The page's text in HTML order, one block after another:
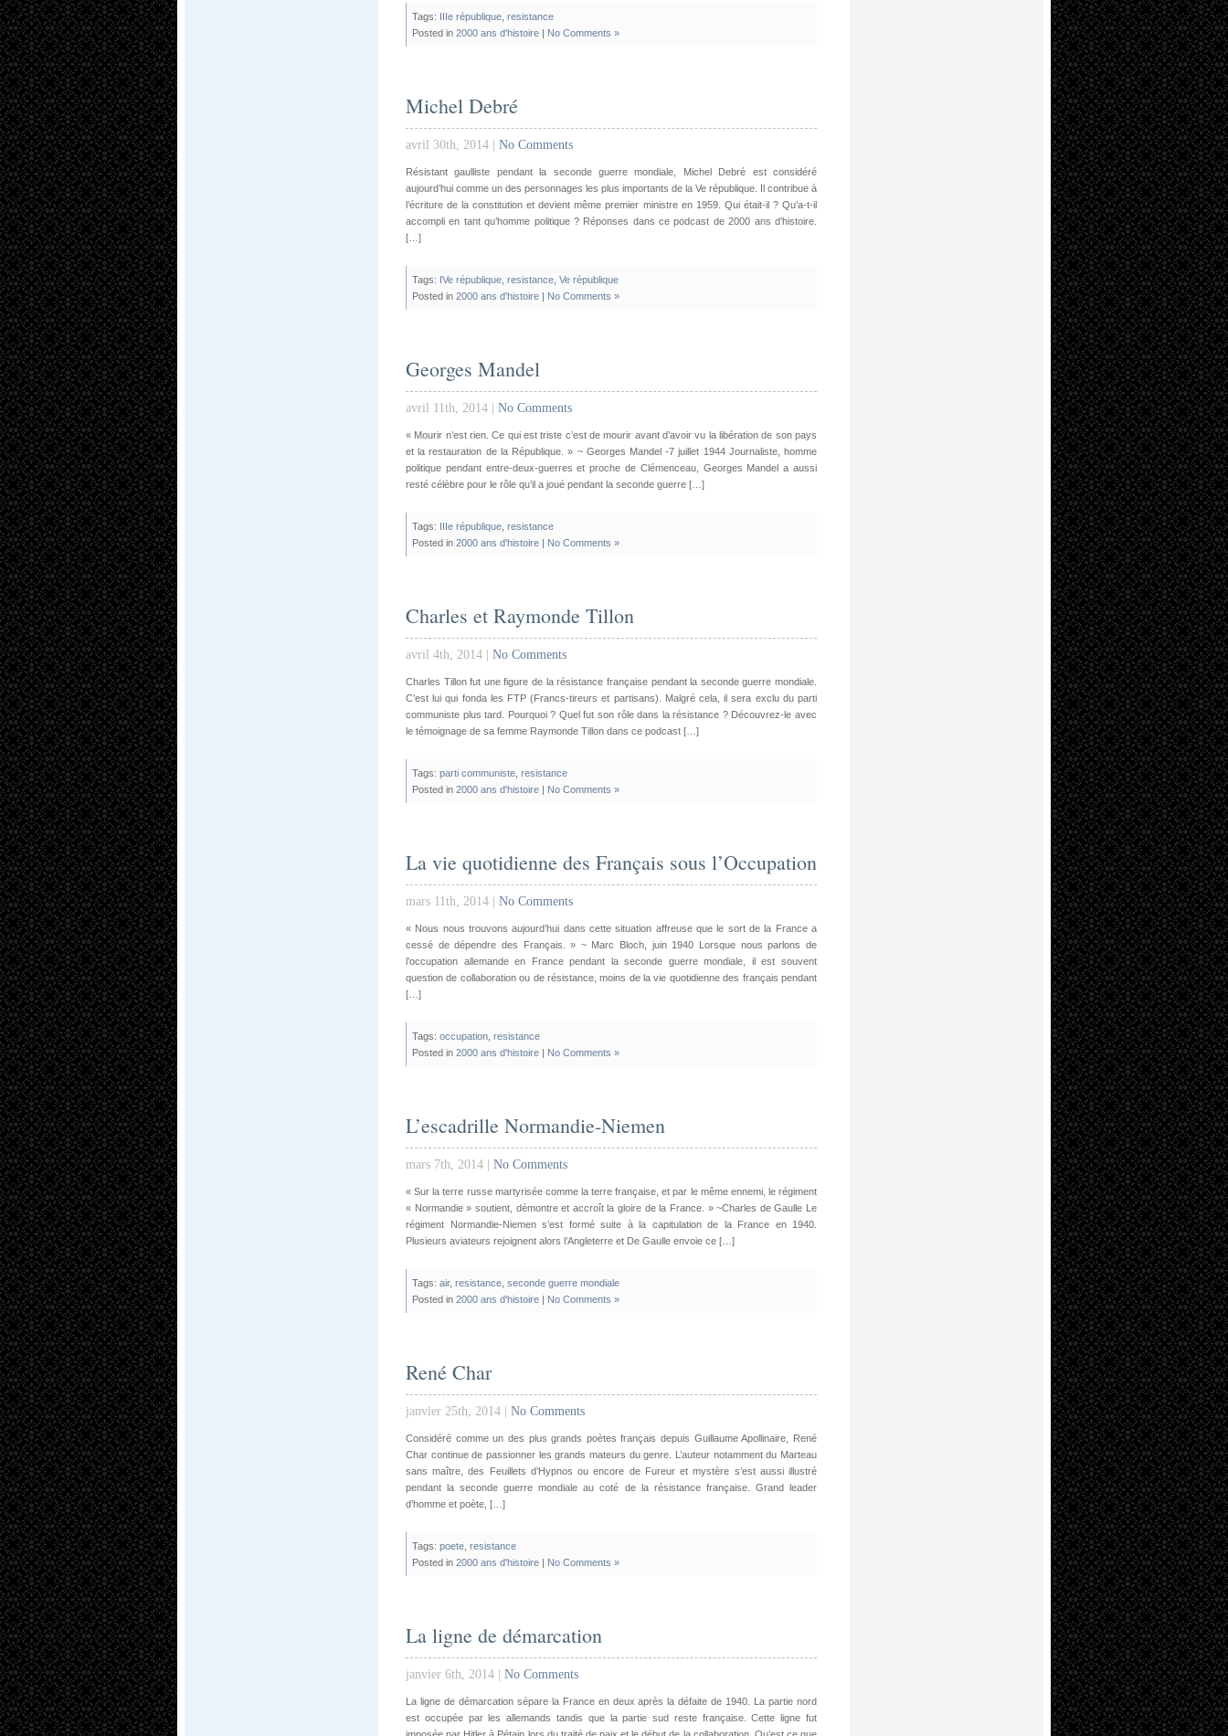
Tags: IIIe république resistance
Posted in 2000 ans d'histoire | No Comments »
Michel Debré
avril 30th, 2014 | No Comments
Résistant gaulliste pendant la seconde guerre mondiale, Michel Debré est considéré
aujourd’hui comme un des personnages les plus importants de la Ve république. Il contribue à
l’écriture de la constitution et devient même premier ministre en 1959. Qui était-il ? Qu’a-t-il
accompli en tant qu’homme politique ? Réponses dans ce podcast de 2000 ans d’histoire.
[…]
Tags: IVe république resistance Ve république
Posted in 2000 ans d'histoire | No Comments »
Georges Mandel
avril 11th, 2014 | No Comments
« Mourir n’est rien. Ce qui est triste c’est de mourir avant d’avoir vu la libération de son pays
et la restauration de la République. » ~ Georges Mandel -7 juillet 1944 Journaliste, homme
politique pendant entre-deux-guerres et proche de Clémenceau, Georges Mandel a aussi
resté célèbre pour le rôle qu’il a joué pendant la seconde guerre […]
Tags: IIIe république resistance
Posted in 2000 ans d'histoire | No Comments »
Charles et Raymonde Tillon
avril 4th, 2014 | No Comments
Charles Tillon fut une figure de la résistance française pendant la seconde guerre mondiale.
C’est lui qui fonda les FTP (Francs-tireurs et partisans). Malgré cela, il sera exclu du parti
communiste plus tard. Pourquoi ? Quel fut son rôle dans la résistance ? Découvrez-le avec
le témoignage de sa femme Raymonde Tillon dans ce podcast […]
Tags: parti communiste resistance
Posted in 2000 ans d'histoire | No Comments »
La vie quotidienne des Français sous l’Occupation
mars 11th, 2014 | No Comments
« Nous nous trouvons aujourd’hui dans cette situation affreuse que le sort de la France a
cessé de dépendre des Français. » ~ Marc Bloch, juin 1940 Lorsque nous parlons de
l’occupation allemande en France pendant la seconde guerre mondiale, il est souvent
question de collaboration ou de résistance, moins de la vie quotidienne des français pendant
[…]
Tags: occupation resistance
Posted in 2000 ans d'histoire | No Comments »
L’escadrille Normandie-Niemen
mars 7th, 2014 | No Comments
« Sur la terre russe martyrisée comme la terre française, et par le même ennemi, le régiment
« Normandie » soutient, démontre et accroît la gloire de la France. » ~Charles de Gaulle Le
régiment Normandie-Niemen s’est formé suite à la capitulation de la France en 1940.
Plusieurs aviateurs rejoignent alors l’Angleterre et De Gaulle envoie ce […]
Tags: air, resistance seconde guerre mondiale
Posted in 2000 ans d'histoire | No Comments »
René Char
janvier 25th, 2014 | No Comments
Considéré comme un des plus grands poètes français depuis Guillaume Apollinaire, René
Char continue de passionner les grands mateurs du genre. L’auteur notamment du Marteau
sans maître, des Feuillets d’Hypnos ou encore de Fureur et mystère s’est aussi illustré
pendant la seconde guerre mondiale au coté de la résistance française. Grand leader
d’homme et poète, […]
Tags: poete resistance
Posted in 2000 ans d'histoire | No Comments »
La ligne de démarcation
janvier 6th, 2014 | No Comments
La ligne de démarcation sépare la France en deux après la défaite de 1940. La partie nord
est occupée par les allemands tandis que la partie sud reste française. Cette ligne fut